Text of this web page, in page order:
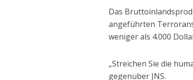
Das
angeführten
weniger als 4.000
„Streichen Sie die
gegenüber JNS.